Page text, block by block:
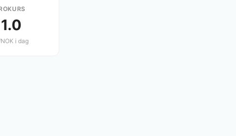
i dag